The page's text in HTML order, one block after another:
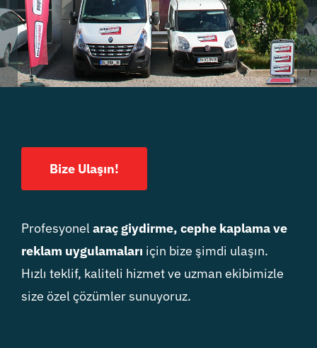
Bize Ulaşın!
Profesyonelaraç giydirme, cephe kaplama ve
reklam uygulamaları için bize şimdi ulaşın.
Hızlı teklif, kaliteli hizmet ve uzman ekibimizle
size özel çözümler sunuyoruz.